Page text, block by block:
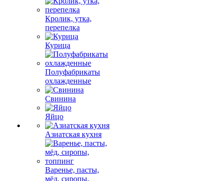
Кролик, утка,
перепелка
Курица
Полуфабрикаты
охлажденные
Свинина
Яйцо
Азиатская кухня
Варенье, пасты,
мёд, сиропы,